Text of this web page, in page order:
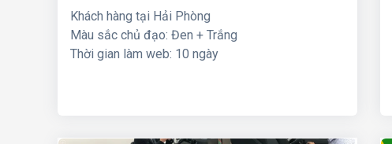
Khách hàng tại Hải Phòng
Màu sắc chủ đạo: Đen + Trắng
Thời gian làm web: 10 ngày